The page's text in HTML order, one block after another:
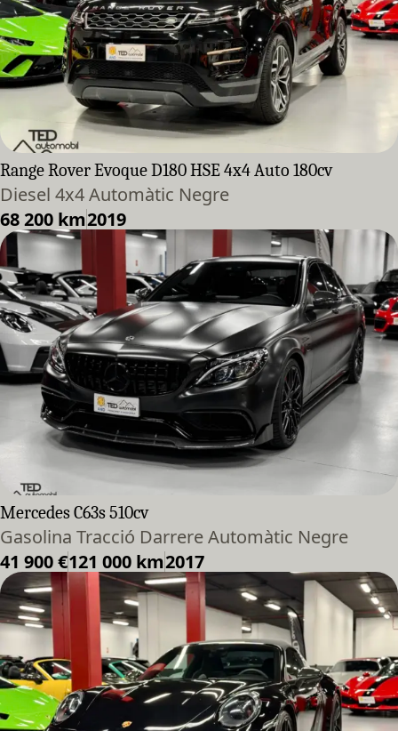
Range Rover Evoque D180 HSE 4x4 Auto 180cv
Diesel 4x4 Automàtic Negre
68 200 km2019
Mercedes C63s 510cv
Gasolina Tracció Darrere Automàtic Negre
41 900 €121 000 km2017